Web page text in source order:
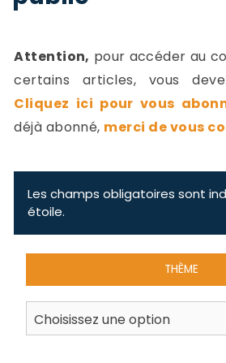
Attention, pour accéder au
certains articles, vous
Cliquez ici pour vous
déjà abonné, merci de vous
Les champs obligatoires sont
étoile.
THÈME